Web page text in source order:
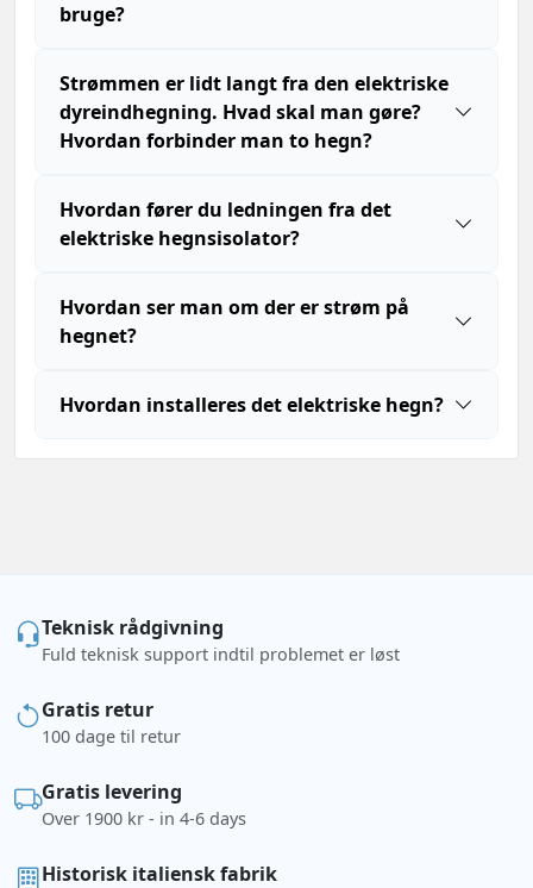
bruge?
Strømmen er lidt langt fra den elektriske
dyreindhegning. Hvad skal man gøre?
Hvordan forbinder man to hegn?
Hvordan fører du ledningen fra det
elektriske hegnsisolator?
Hvordan ser man om der er strøm på
hegnet?
Hvordan installeres det elektriske hegn?
Teknisk rådgivning
Fuld teknisk support indtil problemet er løst
Gratis retur
100 dage til retur
Gratis levering
Over 1900 kr - in 4-6 days
Historisk italiensk fabrik